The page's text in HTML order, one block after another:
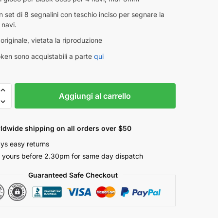
set di 8 segnalini con teschio inciso per segnare la
vietata la riproduzione
sono acquistabili a parte qui
Aggiungi al carrello
shipping on all orders over $50
easy returns
yours before 2.30pm for same day dispatch
Guaranteed Safe Checkout